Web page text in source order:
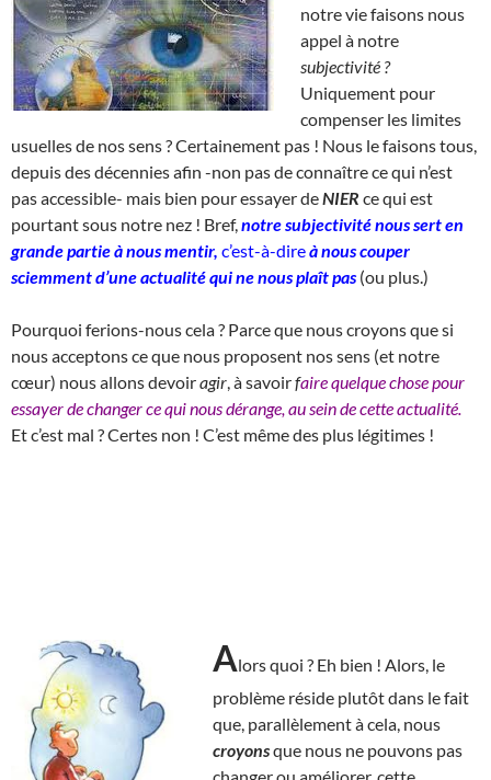
notre vie faisons nous
appel à notre
subjectivité ?
Uniquement pour
compenser les limites
usuelles de nos sens ? Certainement pas ! Nous le faisons tous,
depuis des décennies afin -non pas de connaître ce qui n’est
pas accessible- mais bien pour essayer deNIER ce qui est
pourtant sous notre nez ! Bref, notre subjectivité nous sert en
grande partie à nous mentir, c’est-à-direà nous couper
sciemment d’une actualité qui ne nous plaît pas(ou plus.)
Pourquoi ferions-nous cela ? Parce que nous croyons que si
nous acceptons ce que nous proposent nos sens (et notre
cœur) nous allons devoiragir , à savoirfaire quelque chose pour
essayer de changer ce qui nous dérange, au sein de cette actualité.
Et c’est mal ? Certes non ! C’est même des plus légitimes !
Alors quoi ? Eh bien ! Alors, le
problème réside plutôt dans le fait
que, parallèlement à cela, nous
croyonsque nous ne pouvons pas
changer ou améliorer, cette